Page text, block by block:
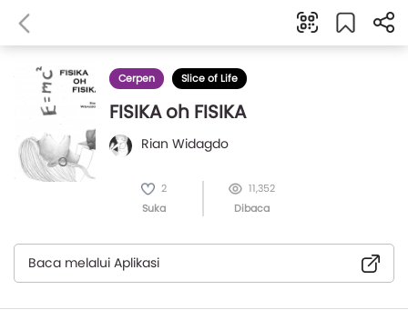
Cerpen Slice of Life
FISIKA oh FISIKA
Rian Widagdo
2
Suka
11,352
Dibaca
Baca melalui Aplikasi